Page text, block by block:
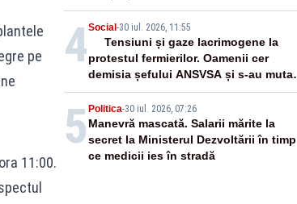
pe
11:00.
4Social -30 iul. 2026, 11:55
Tensiuni și gaze lacrimogene la
protestul fermierilor. Oamenii cer
demisia șefului ANSVSA și s-au mutat
în Piața Victoria– LIVE TEXT
5 Politica-30 iul. 2026, 07:26
Manevră mascată. Salarii mărite la
secret la Ministerul Dezvoltării în timp
ce medicii ies în stradă